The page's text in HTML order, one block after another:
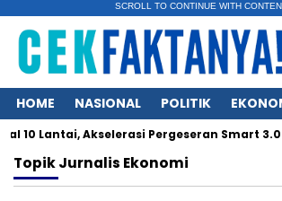
SCROLL TO CONTINUE WITH
HOME NASIONAL POLITIK
10 Lantai, Akselerasi Pergeseran Smart 3.0
TopikJurnalis Ekonomi